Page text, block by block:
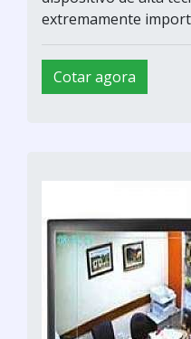
extremamente
Cotar agora